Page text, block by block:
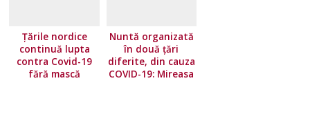
Țările nordice
continuă lupta
contra Covid-19
fără mască
Nuntă organizată
în două țări
diferite, din cauza
COVID-19: Mireasa